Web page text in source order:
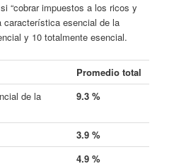
“cobrar impuestos a los ricos y
característica esencial de la
y 10 totalmente esencial.
Promedio total
de la
9.3 %
3.9 %
4.9 %